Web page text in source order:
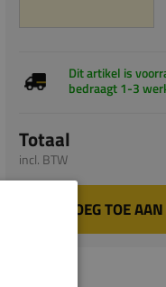
Dit artikel is
bedraagt 1-3
Totaal
incl. BTW
VOEG TOE